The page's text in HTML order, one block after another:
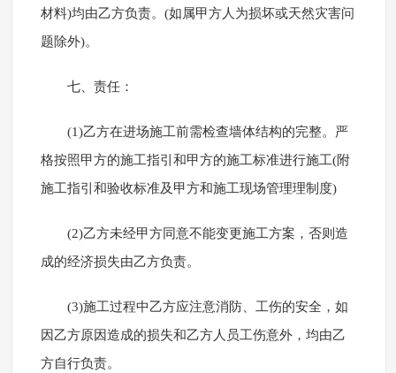
材料)均由乙方负责。(如属甲方人为损坏或天然灾害问
题除外)。
七、责任：
(1)乙方在进场施工前需检查墙体结构的完整。严
格按照甲方的施工指引和甲方的施工标准进行施工(附
施工指引和验收标准及甲方和施工现场管理理制度)
(2)乙方未经甲方同意不能变更施工方案，否则造
成的经济损失由乙方负责。
(3)施工过程中乙方应注意消防、工伤的安全，如
因乙方原因造成的损失和乙方人员工伤意外，均由乙
方自行负责。